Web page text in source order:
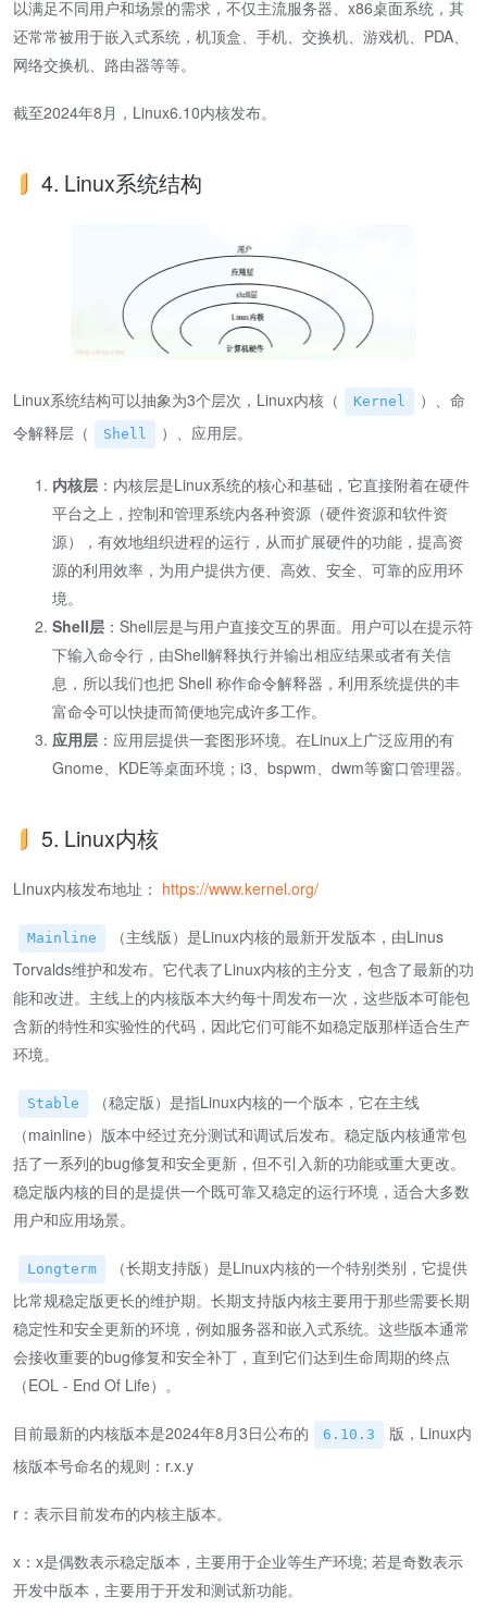
以满足不同用户和场景的需求，不仅主流服务器、x86桌面系统，其
还常常被用于嵌入式系统，机顶盒、手机、交换机、游戏机、PDA、
网络交换机、路由器等等。
截至2024年8月，Linux6.10内核发布。
4. Linux系统结构
Linux系统结构可以抽象为3个层次，Linux内核（ Kernel
）、命
令解释层（
Shell ）、应用层。
内核层 ：内核层是Linux系统的核心和基础，它直接附着在硬件
平台之上，控制和管理系统内各种资源（硬件资源和软件资
源），有效地组织进程的运行，从而扩展硬件的功能，提高资
源的利用效率，为用户提供方便、高效、安全、可靠的应用环
境。
Shell层 ：Shell层是与用户直接交互的界面。用户可以在提示符
下输入命令行，由Shell解释执行并输出相应结果或者有关信
息，所以我们也把 Shell 称作命令解释器，利用系统提供的丰
富命令可以快捷而简便地完成许多工作。
应用层 ：应用层提供一套图形环境。在Linux上广泛应用的有
Gnome、KDE等桌面环境；i3、bspwm、dwm等窗口管理器。
5. Linux内核
LInux内核发布地址： https://www.kernel.org/
Mainline
（主线版）是Linux内核的最新开发版本，由Linus
Torvalds维护和发布。它代表了Linux内核的主分支，包含了最新的功
能和改进。主线上的内核版本大约每十周发布一次，这些版本可能包
含新的特性和实验性的代码，因此它们可能不如稳定版那样适合生产
环境。
Stable
（稳定版）是指Linux内核的一个版本，它在主线
（mainline）版本中经过充分测试和调试后发布。稳定版内核通常包
括了一系列的bug修复和安全更新，但不引入新的功能或重大更改。
稳定版内核的目的是提供一个既可靠又稳定的运行环境，适合大多数
用户和应用场景。
Longterm
（长期支持版）是Linux内核的一个特别类别，它提供
比常规稳定版更长的维护期。长期支持版内核主要用于那些需要长期
稳定性和安全更新的环境，例如服务器和嵌入式系统。这些版本通常
会接收重要的bug修复和安全补丁，直到它们达到生命周期的终点
（EOL - End Of Life）。
目前最新的内核版本是2024年8月3日公布的 6.10.3
版，Linux内
核版本号命名的规则：r.x.y
r：表示目前发布的内核主版本。
x：x是偶数表示稳定版本，主要用于企业等生产环境; 若是奇数表示
开发中版本，主要用于开发和测试新功能。